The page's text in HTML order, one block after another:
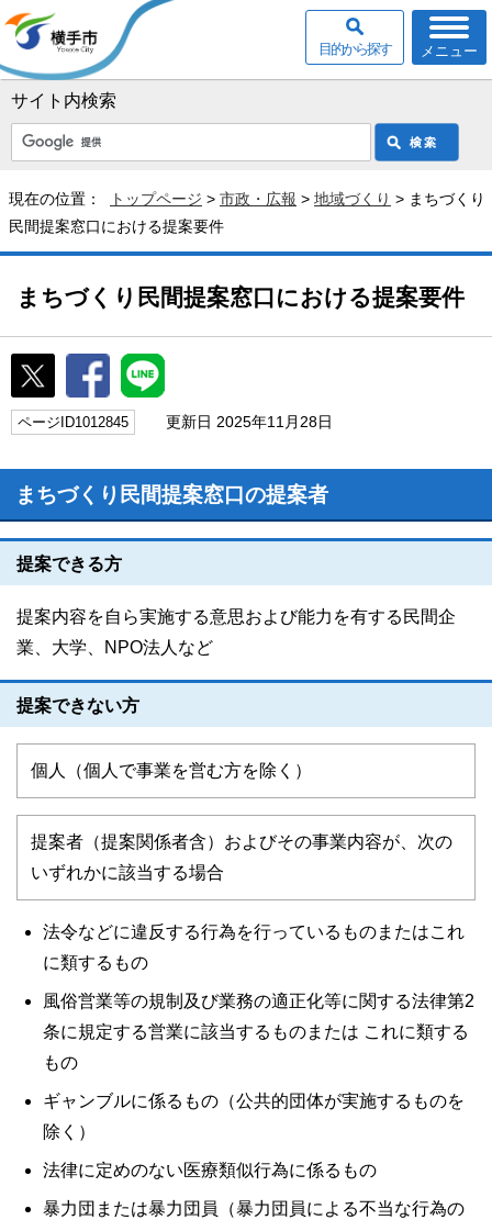
サイト内検索
メニュー
目的から探す
現在の位置： トップページ > 市政・広報 > 地域づくり > まちづくり
民間提案窓口における提案要件
まちづくり民間提案窓口における提案要件
ページID1012845 更新日 2025年11月28日
まちづくり民間提案窓口の提案者
提案できる方
提案内容を自ら実施する意思および能力を有する民間企
業、大学、NPO法人など
提案できない方
個人（個人で事業を営む方を除く）
提案者（提案関係者含）およびその事業内容が、次の
いずれかに該当する場合
法令などに違反する行為を行っているものまたはこれ
に類するもの
風俗営業等の規制及び業務の適正化等に関する法律第2
条に規定する営業に該当するものまたは これに類する
もの
ギャンブルに係るもの（公共的団体が実施するものを
除く）
法律に定めのない医療類似行為に係るもの
暴力団または暴力団員（暴力団員による不当な行為の